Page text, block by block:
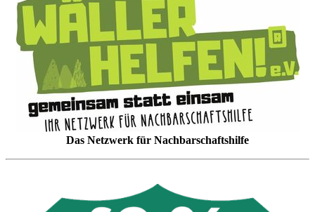
Das Netzwerk für Nachbarschaftshilfe